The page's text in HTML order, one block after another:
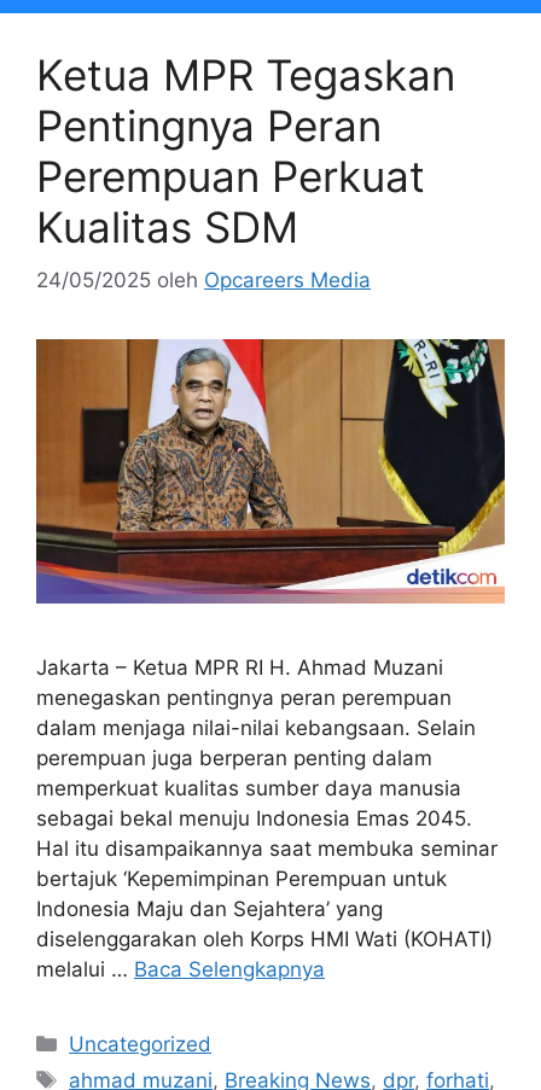
Ketua MPR Tegaskan
Pentingnya Peran
Perempuan Perkuat
Kualitas SDM
24/05/2025 oleh Opcareers Media
Jakarta – Ketua MPR RI H. Ahmad Muzani
menegaskan pentingnya peran perempuan
dalam menjaga nilai-nilai kebangsaan. Selain
perempuan juga berperan penting dalam
memperkuat kualitas sumber daya manusia
sebagai bekal menuju Indonesia Emas 2045.
Hal itu disampaikannya saat membuka seminar
bertajuk ‘Kepemimpinan Perempuan untuk
Indonesia Maju dan Sejahtera’ yang
diselenggarakan oleh Korps HMI Wati (KOHATI)
melalui … Baca Selengkapnya
Kategori
Uncategorized
Tag
ahmad muzani, Breaking News, dpr,forhati,